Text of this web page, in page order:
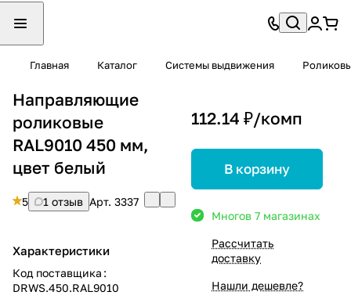
Главная Каталог Системы выдвижения
Направляющие
роликовые
RAL9010 450 мм,
цвет белый
5 1 отзыв Арт. 3337
Характеристики
Код поставщика :
DRWS.450.RAL9010
112.14 ₽/комп
В корзину
Многов 7 магазинах
Рассчитать
доставку
Нашли дешевле?